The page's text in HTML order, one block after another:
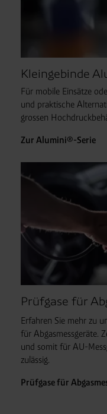
Kleingebinde
Für mobile Einsätze
und praktische
grossen
Zur Alumini®-Serie
Prüfgase für
Erfahren Sie mehr zu
für Abgasmessgeräte.
und somit für AU-
zulässig.
Prüfgase für